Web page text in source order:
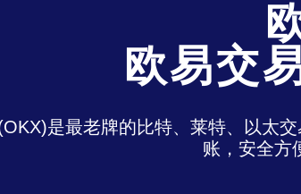
欧易交
是最老牌的比特、莱特、以太
账，安全方